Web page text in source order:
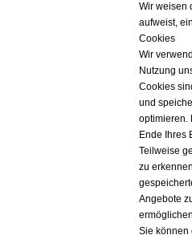
Wir weisen
aufweist,
Cookies
Wir
Nutzung
Cookies
und
optimieren.
Ende Ihres
Teilweise
zu
Angebote
Sie können